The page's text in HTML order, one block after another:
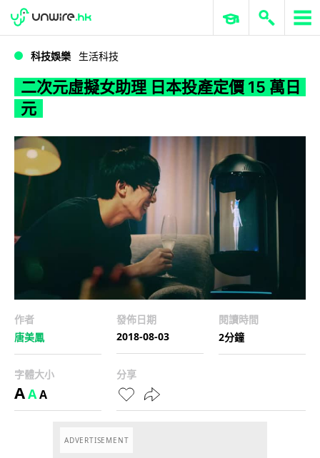
二次元虛擬女助理 日本投產定價 15 萬日元
WWDC 2026 ERP 與商業 AI
科技娛樂 生活科技
二次元虛擬女助理 日本投產定價 15 萬日
元
作者
唐美鳳
發佈日期
2018-08-03
閱讀時間
2分鐘
字體大小
AAA
分享
ADVERTISEMENT